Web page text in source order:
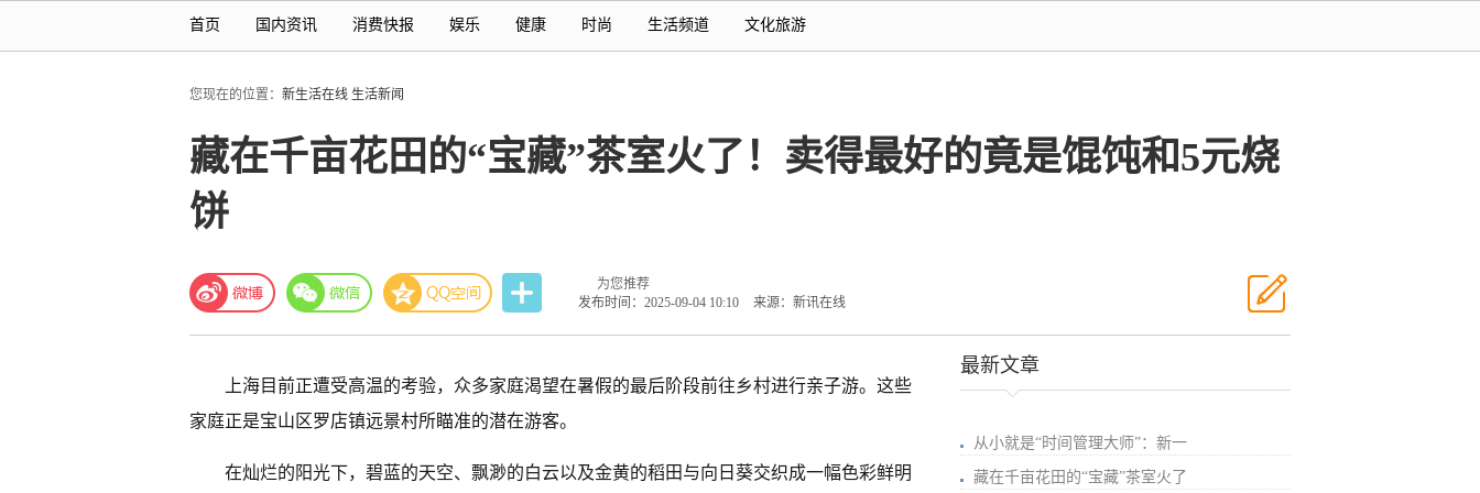
首页 国内资讯 消费快报 娱乐 健康 时尚 生活频道 文化旅游
您现在的位置： 新生活在线 生活新闻
藏在千亩花田的“宝藏”茶室火了！卖得最好的竟是馄饨和5元烧
饼
为您推荐
发布时间：2025-09-04 10:10
来源：新讯在线
上海目前正遭受高温的考验，众多家庭渴望在暑假的最后阶段前往乡村进行亲子游。这些
家庭正是宝山区罗店镇远景村所瞄准的潜在游客。
在灿烂的阳光下，碧蓝的天空、飘渺的白云以及金黄的稻田与向日葵交织成一幅色彩鲜明
最新文章
从小就是“时间管理大师”：新一
藏在千亩花田的“宝藏”茶室火了